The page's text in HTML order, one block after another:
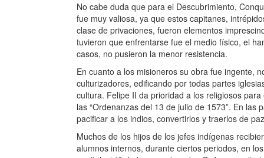
No cabe duda que para el Descubrimiento,
fue muy valiosa, ya que estos capitanes,
clase de privaciones, fueron elementos
tuvieron que enfrentarse fue el medio físico, el
casos, no pusieron la menor resistencia.
En cuanto a los misioneros su obra fue ingente,
culturizadores, edificando por todas partes
cultura. Felipe II da prioridad a los religiosos
las “Ordenanzas del 13 de julio de 1573”. En
pacificar a los indios, convertirlos y traerlos de
Muchos de los hijos de los jefes indígenas
alumnos internos, durante ciertos periodos, en